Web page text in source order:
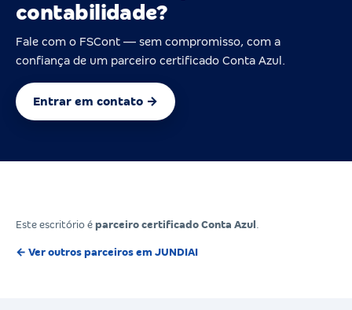
contabilidade?
Fale com o FSCont — sem compromisso, com a
confiança de um parceiro certificado Conta Azul.
Entrar em contato →
Este escritório é parceiro certificado Conta Azul
← Ver outros parceiros em JUNDIAI